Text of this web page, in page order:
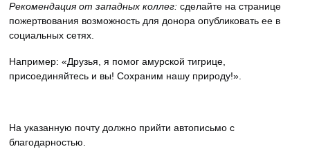
Рекомендация от западных коллег: сделайте на странице
пожертвования возможность для донора опубликовать ее в
социальных сетях.
Например: «Друзья, я помог амурской тигрице,
присоединяйтесь и вы! Сохраним нашу природу!».
На указанную почту должно прийти автописьмо с
благодарностью.